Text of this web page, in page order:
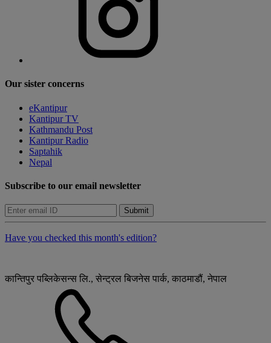
Our sister concerns
eKantipur
Kantipur TV
Kathmandu Post
Kantipur Radio
Saptahik
Nepal
Subscribe to our email newsletter
Submit
Have you checked this month's edition?
कान्तिपुर पब्लिकेसन्स लि., सेन्ट्रल बिजनेस पार्क, काठमाडौं, नेपाल